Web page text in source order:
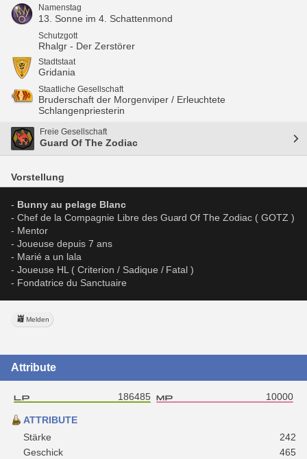
Namenstag
13. Sonne im 4. Schattenmond
Schutzgott
Rhalgr - Der Zerstörer
Stadtstaat
Gridania
Staatliche Gesellschaft
Bruderschaft der Morgenviper / Erleuchtete
Schlangenpriesterin
Freie Gesellschaft
Guard Of The Zodiac
Vorstellung
- Bunny au pelage Blanc
- Chef de la Compagnie Libre des Guard Of The Zodiac ( GOTZ )
- Mentor
- Joueuse depuis 7 ans
- Marié a un lala
- Joueuse HL ( Criterion / Sadique / Fatal )
- Fondatrice du Sanctuaire
Melden
Attribute
186485 10000
ATTRIBUTE
Stärke
242
Geschick
465